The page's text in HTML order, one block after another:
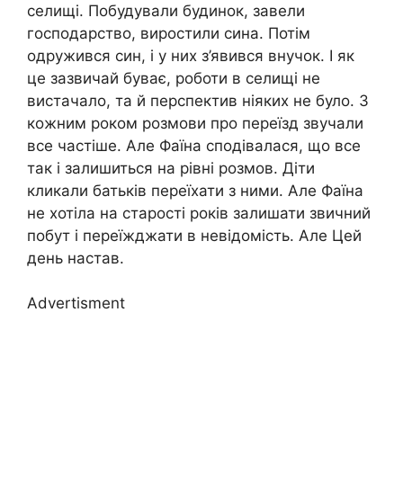
селищі. Побудували будинок, завели
господарство, виростили сина. Потім
одружився син, і у них з’явився внучок. І як
це зазвичай буває, роботи в селищі не
вистачало, та й перспектив ніяких не було. З
кожним роком розмови про переїзд звучали
все частіше. Але Фаїна сподівалася, що все
так і залишиться на рівні розмов. Діти
кликали батьків переїхати з ними. Але Фаїна
не хотіла на старості років залишати звичний
побут і переїжджати в невідомість. Але Цей
день настав.
Advertisment